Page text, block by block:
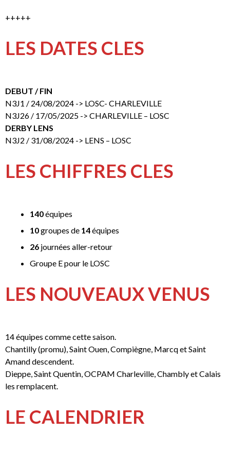
+++++
LES DATES CLES
DEBUT / FIN
N3J1 / 24/08/2024 -> LOSC- CHARLEVILLE
N3J26 / 17/05/2025 -> CHARLEVILLE – LOSC
DERBY LENS
N3J2 / 31/08/2024 -> LENS – LOSC
LES CHIFFRES CLES
140équipes
10groupes de 14équipes
26 journées aller-retour
Groupe E pour le LOSC
LES NOUVEAUX VENUS
14 équipes comme cette saison.
Chantilly (promu), Saint Ouen, Compiègne, Marcq et Saint
Amand descendent.
Dieppe, Saint Quentin, OCPAM Charleville, Chambly et Calais
les remplacent.
LE CALENDRIER